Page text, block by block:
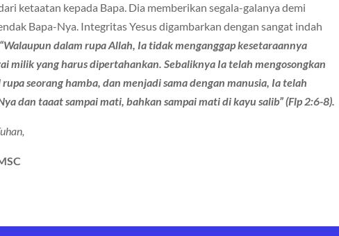
ketaatan kepada Bapa. Dia memberikan segala-galanya demi
Bapa-Nya. Integritas Yesus digambarkan dengan sangat indah
“Walaupun dalam rupa Allah, Ia tidak menganggap kesetaraannya
milik yang harus dipertahankan. Sebaliknya Ia telah mengosongkan
seorang hamba, dan menjadi sama dengan manusia, Ia telah
dan taaat sampai mati, bahkan sampai mati di kayu salib” (Flp 2:6-8).